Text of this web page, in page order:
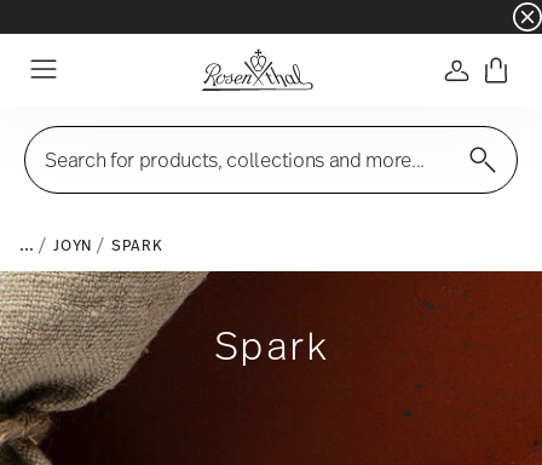
☀️ Summer SALE on selected items and
Login
Search for products, collections and more...
... JOYN SPARK
Spark